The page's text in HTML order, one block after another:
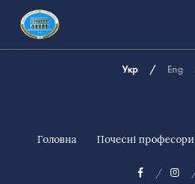
Укр Eng
Головна Почесні професори